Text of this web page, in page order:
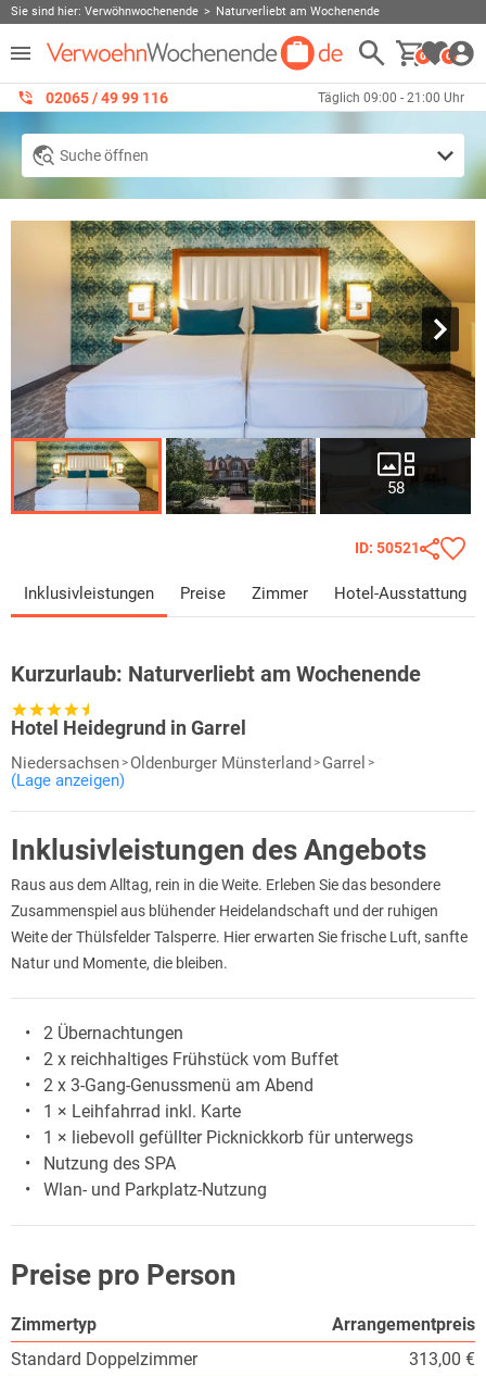
Sie sind hier: Verwöhnwochenende Naturverliebt am Wochenende
0 0
02065 / 49 ‌99 116 Täglich 09:00 - 21:00 Uhr
Suche öffnen
58
ID: 50521
Inklusivleistungen Preise Zimmer Hotel-Ausstattung
Kurzurlaub: Naturverliebt am Wochenende
Hotel Heidegrund in Garrel
Niedersachsen Oldenburger Münsterland
Garrel
(Lage anzeigen)
Inklusivleistungen des Angebots
Raus aus dem Alltag, rein in die Weite. Erleben Sie das besondere
Zusammenspiel aus blühender Heidelandschaft und der ruhigen
Weite der Thülsfelder Talsperre. Hier erwarten Sie frische Luft, sanfte
Natur und Momente, die bleiben.
2 Übernachtungen
2 x reichhaltiges Frühstück vom Buffet
2 x 3-Gang-Genussmenü am Abend
1 × Leihfahrrad inkl. Karte
1 × liebevoll gefüllter Picknickkorb für unterwegs
Nutzung des SPA
Wlan- und Parkplatz-Nutzung
Preise pro Person
Zimmertyp
Arrangementpreis
Standard Doppelzimmer
313,00 €